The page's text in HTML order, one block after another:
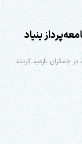
بنیاد
جمکران بازدید کردند.